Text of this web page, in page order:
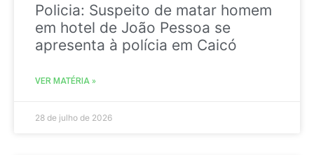
Policia: Suspeito de matar homem
em hotel de João Pessoa se
apresenta à polícia em Caicó
VER MATÉRIA »
28 de julho de 2026